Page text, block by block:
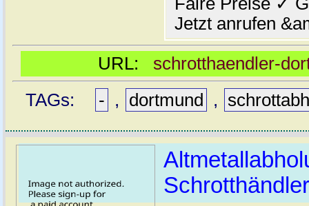
Jetzt anrufen
URL: schrotthaendler-
TAGs:
- , dortmund ,